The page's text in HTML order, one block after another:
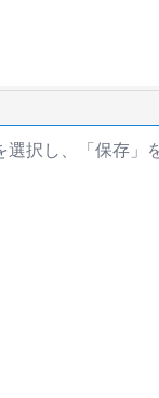
択し、「保存」